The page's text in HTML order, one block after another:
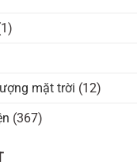
mặt trời (12)
(367)